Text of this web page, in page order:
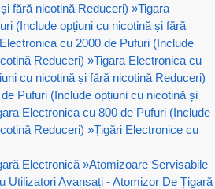
fără nicotină Reduceri) »Tigara
(Include opțiuni cu nicotină și fără
cu 2000 de Pufuri (Include
Reduceri) »Tigara Electronica cu
cu nicotină și fără nicotină Reduceri)
Pufuri (Include opțiuni cu nicotină și
Electronica cu 800 de Pufuri (Include
Reduceri) »Țigări Electronice cu
Electronică »Atomizoare Servisabile
Utilizatori Avansați - Atomizor De Țigară